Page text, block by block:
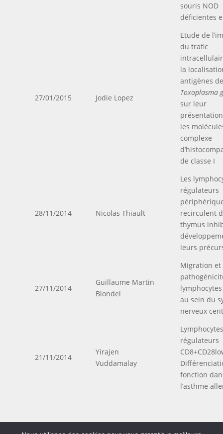
souris NOD
déficientes
27/01/2015 Jodie Lopez
Etude de
du trafic
la
antigènes de
Toxoplasma
sur leur
les
complexe
de classe I
28/11/2014 Nicolas Thiault
Les
régulateurs
recirculent
thymus
leurs
27/11/2014
Guillaume Martin
Blondel
Migration et
lymphocytes
au sein du
nerveux
21/11/2014
Yirajen
Vuddamalay
régulateurs
fonction
l’asthme